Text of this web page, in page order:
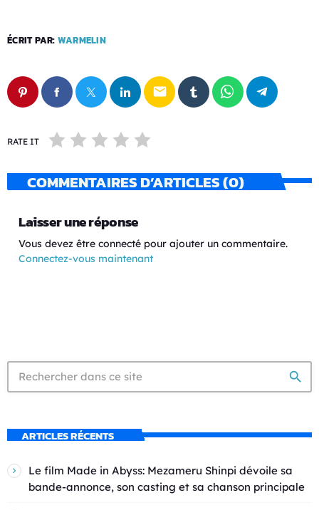
ÉCRIT PAR: WARMELIN
email
RATE IT
COMMENTAIRES D’ARTICLES (0)
Laisser une réponse
Vous devez être connecté pour ajouter un commentaire.
Connectez-vous maintenant
search
ARTICLES RÉCENTS
Le film Made in Abyss: Mezameru Shinpi dévoile sa
bande-annonce, son casting et sa chanson principale